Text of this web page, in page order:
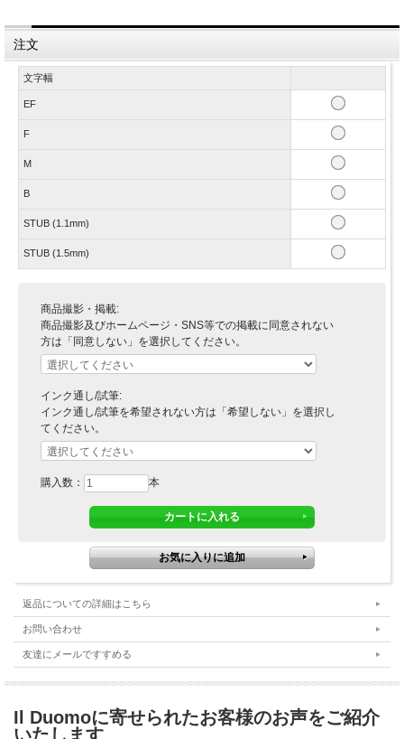
注文
文字幅
EF
F
M
B
STUB (1.1mm)
STUB (1.5mm)
商品撮影・掲載:
商品撮影及びホームページ・SNS等での掲載に同意されない
方は「同意しない」を選択してください。
インク通し/試筆:
インク通し/試筆を希望されない方は「希望しない」を選択し
てください。
購入数： 本
返品についての詳細はこちら
お問い合わせ
友達にメールですすめる
Il Duomoに寄せられたお客様のお声をご紹介
いたします